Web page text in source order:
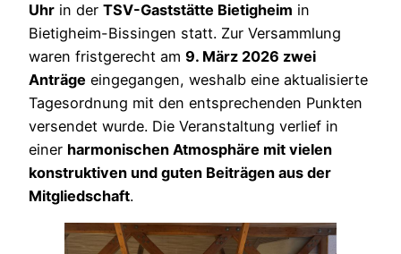
Uhr in der TSV-Gaststätte Bietigheim in
Bietigheim-Bissingen statt. Zur Versammlung
waren fristgerecht am 9. März 2026 zwei
Anträge eingegangen, weshalb eine aktualisierte
Tagesordnung mit den entsprechenden Punkten
versendet wurde. Die Veranstaltung verlief in
einer harmonischen Atmosphäre mit vielen
konstruktiven und guten Beiträgen aus der
Mitgliedschaft.